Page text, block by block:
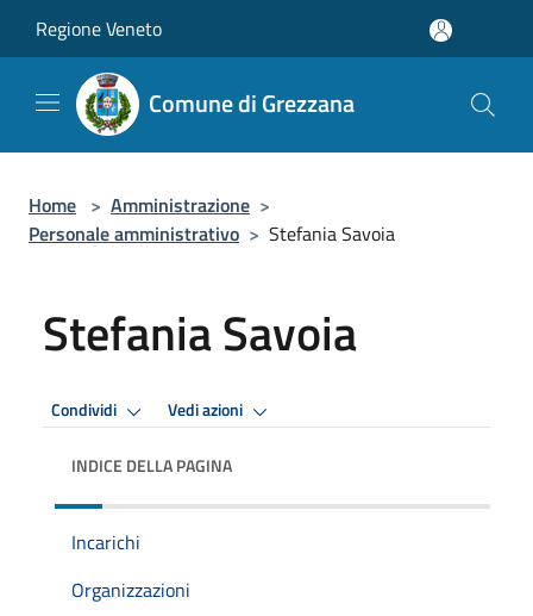
Regione Veneto
Comune di Grezzana
Home > Amministrazione >
Personale amministrativo > Stefania Savoia
Stefania Savoia
Condividi Vedi azioni
INDICE DELLA PAGINA
Incarichi
Organizzazioni